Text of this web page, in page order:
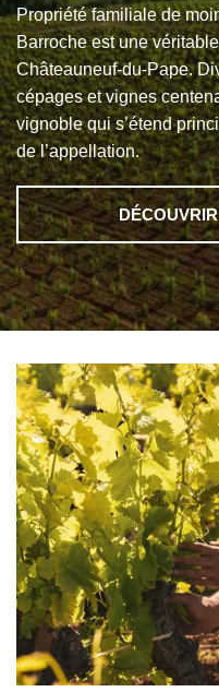
Propriété familiale de
Barroche est une
Châteauneuf-du-Pape.
cépages et vignes
vignoble qui s’étend
de l’appellation.